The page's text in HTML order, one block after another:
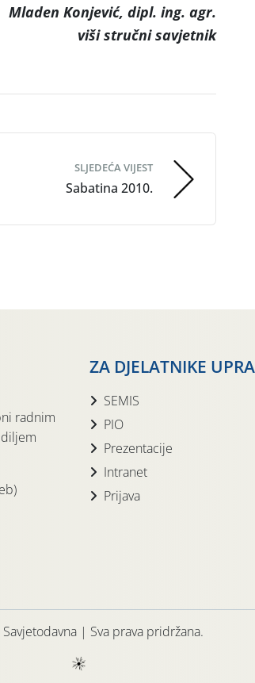
Mladen Konjević, dipl. ing. agr.
viši stručni savjetnik
SLJEDEĆA VIJEST
Sabatina 2010.
radnim
ZA DJELATNIKE
SEMIS
PIO
Prezentacije
Intranet
Prijava
| Sva prava pridržana.